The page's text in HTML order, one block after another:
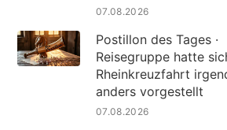
07.08.2026
Postillon des Tages ·
Reisegruppe hatte
Rheinkreuzfahrt
anders vorgestellt
07.08.2026